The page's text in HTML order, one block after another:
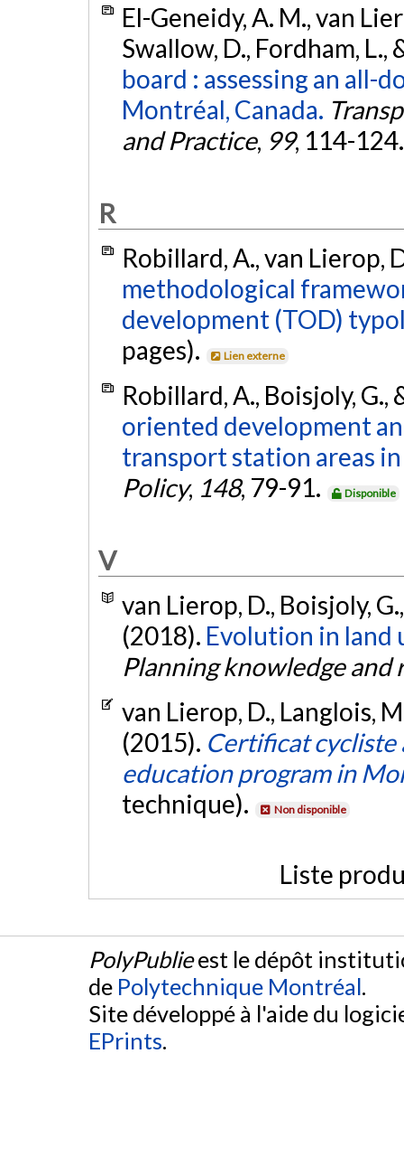
El-Geneidy, A. M., van
Swallow, D., Fordham,
board : assessing an
Montréal, Canada.
and Practice, 99, 114-
R
Robillard, A., van Lierop,
methodological
development (TOD)
pages).
Lien externe
Robillard, A., Boisjoly,
oriented development
transport station areas
Policy, 148, 79-91. Disponible
V
van Lierop, D., Boisjoly,
(2018). Evolution in land
Planning knowledge and
van Lierop, D., Langlois,
(2015). Certificat cycliste
education program in
technique).
Non disponible
Liste
PolyPublieest le dépôt
de Polytechnique Montréal.
Site développé à l'aide du
EPrints.